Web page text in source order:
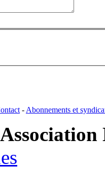
- Abonnements et
Association